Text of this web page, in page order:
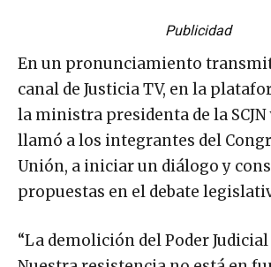
Publicidad
En un pronunciamiento
canal de Justicia TV, en la
la ministra presidenta de la SCJN
llamó a los integrantes del
Unión, a iniciar un diálogo y
propuestas en el debate
“La demolición del Poder